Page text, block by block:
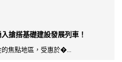
搶搭基礎建設發展列車！
的焦點地區，受惠於�...